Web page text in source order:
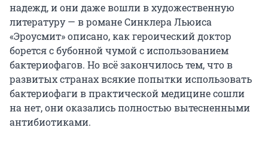
надежд, и они даже вошли в художественную
литературу — в романе Синклера Льюиса
«Эроусмит» описано, как героический доктор
борется с бубонной чумой с использованием
бактериофагов. Но всё закончилось тем, что в
развитых странах всякие попытки использовать
бактериофаги в практической медицине сошли
на нет, они оказались полностью вытесненными
антибиотиками.